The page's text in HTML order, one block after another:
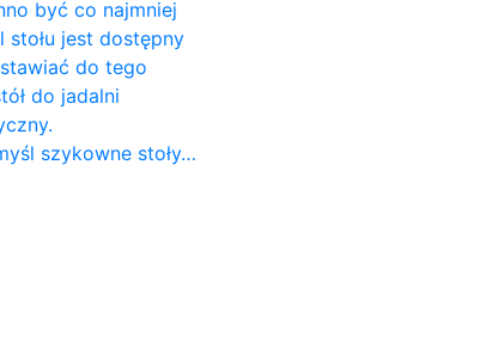
być co najmniej
stołu jest dostępny
do tego
do ​​jadalni
szykowne stoły…